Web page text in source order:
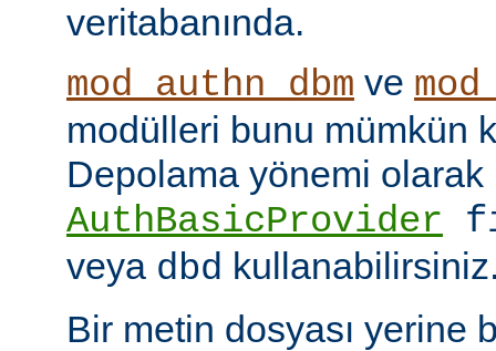
veritabanında.
mod_authn_dbm ve
modülleri bunu mümkün
Depolama yönemi olarak
AuthBasicProvider
veya dbd
Bir metin dosyası yerine